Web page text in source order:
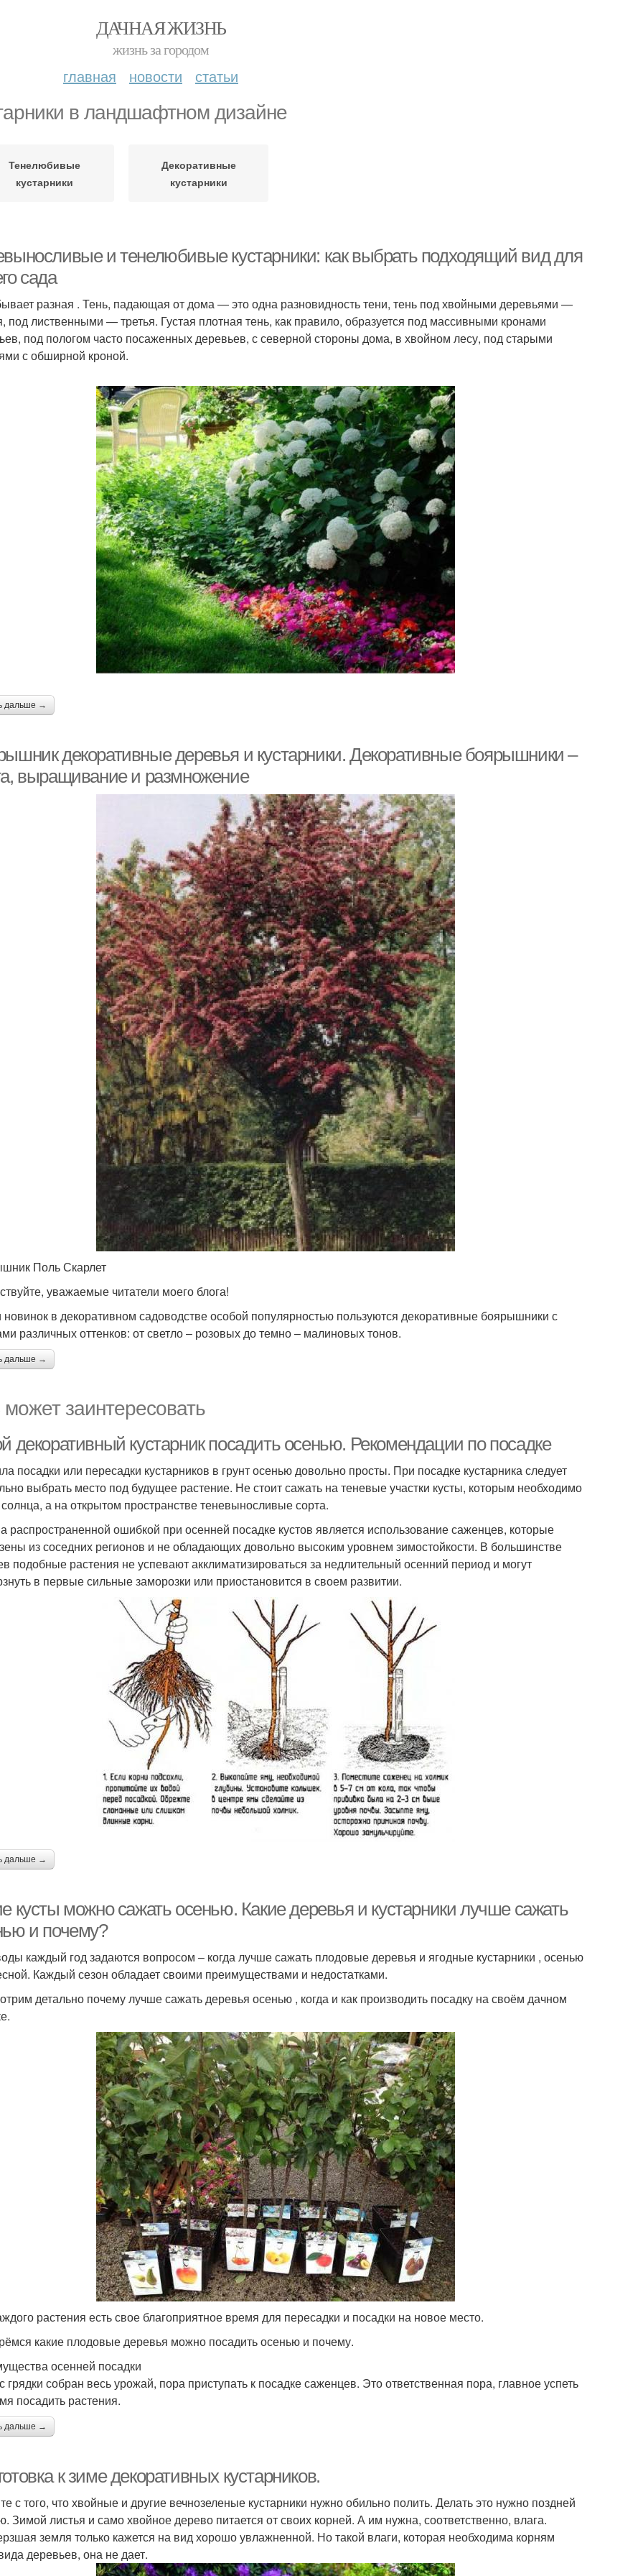
ДАЧНАЯ ЖИЗНЬ
жизнь за городом
главная новости статьи
в ландшафтном дизайне
Тенелюбивые
кустарники
Декоративные
кустарники
и тенелюбивые кустарники: как выбрать подходящий вид для
сада
разная . Тень, падающая от дома — это одна разновидность тени, тень под хвойными деревьями —
под лиственными — третья. Густая плотная тень, как правило, образуется под массивными кронами
под пологом часто посаженных деревьев, с северной стороны дома, в хвойном лесу, под старыми
с обширной кроной.
дальше →
декоративные деревья и кустарники. Декоративные боярышники –
выращивание и размножение
Поль Скарлет
уважаемые читатели моего блога!
в декоративном садоводстве особой популярностью пользуются декоративные боярышники с
различных оттенков: от светло – розовых до темно – малиновых тонов.
дальше →
заинтересовать
декоративный кустарник посадить осенью. Рекомендации по посадке
посадки или пересадки кустарников в грунт осенью довольно просты. При посадке кустарника следует
выбрать место под будущее растение. Не стоит сажать на теневые участки кусты, которым необходимо
а на открытом пространстве теневыносливые сорта.
распространенной ошибкой при осенней посадке кустов является использование саженцев, которые
из соседних регионов и не обладающих довольно высоким уровнем зимостойкости. В большинстве
подобные растения не успевают акклиматизироваться за недлительный осенний период и могут
в первые сильные заморозки или приостановится в своем развитии.
дальше →
кусты можно сажать осенью. Какие деревья и кустарники лучше сажать
и почему?
каждый год задаются вопросом – когда лучше сажать плодовые деревья и ягодные кустарники , осенью
Каждый сезон обладает своими преимуществами и недостатками.
детально почему лучше сажать деревья осенью , когда и как производить посадку на своём дачном
растения есть свое благоприятное время для пересадки и посадки на новое место.
какие плодовые деревья можно посадить осенью и почему.
осенней посадки
грядки собран весь урожай, пора приступать к посадке саженцев. Это ответственная пора, главное успеть
посадить растения.
дальше →
к зиме декоративных кустарников.
с того, что хвойные и другие вечнозеленые кустарники нужно обильно полить. Делать это нужно поздней
Зимой листья и само хвойное дерево питается от своих корней. А им нужна, соответственно, влага.
земля только кажется на вид хорошо увлажненной. Но такой влаги, которая необходима корням
деревьев, она не дает.